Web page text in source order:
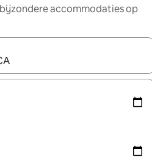
accommodaties op
beschikbaar zijn, maak je